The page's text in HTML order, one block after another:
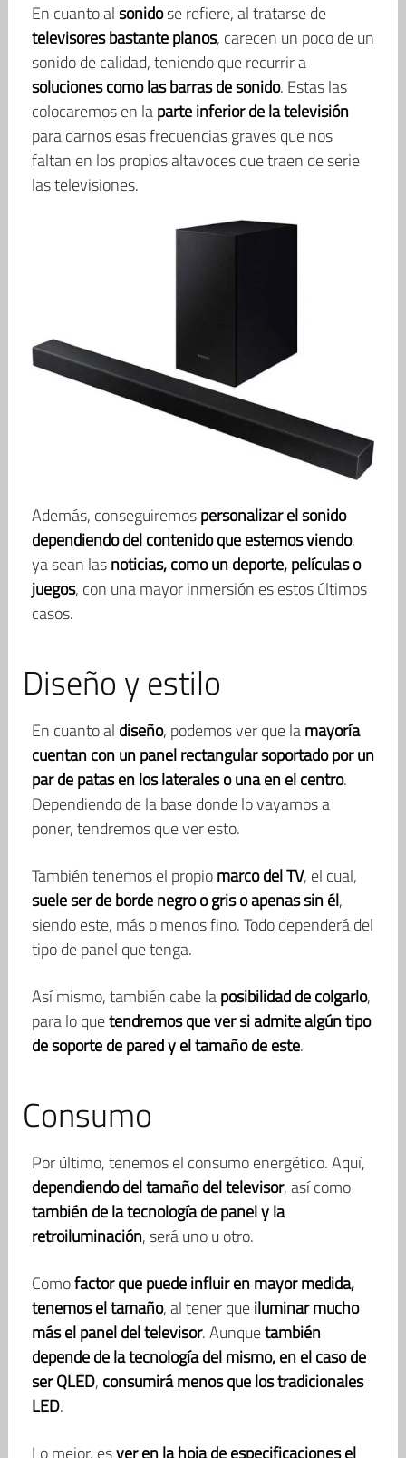
En cuanto alsonidose refiere, al tratarse de
televisores bastante planos, carecen un poco de un
sonido de calidad, teniendo que recurrir a
soluciones como las barras de sonido. Estas las
colocaremos en laparte inferior de la televisión
para darnos esas frecuencias graves que nos
faltan en los propios altavoces que traen de serie
las televisiones.
Además, conseguiremospersonalizar el sonido
dependiendo del contenido que estemos viendo,
ya sean lasnoticias, como un deporte, películas o
juegos, con una mayor inmersión es estos últimos
casos.
Diseño y estilo
En cuanto al diseño, podemos ver que lamayoría
cuentan con un panel rectangular soportado por un
par de patas en los laterales o una en el centro.
Dependiendo de la base donde lo vayamos a
poner, tendremos que ver esto.
También tenemos el propiomarco del TV, el cual,
suele ser de borde negro o gris o apenas sin él,
siendo este, más o menos fino. Todo dependerá del
tipo de panel que tenga.
Así mismo, también cabe laposibilidad de colgarlo,
para lo quetendremos que ver si admite algún tipo
de soporte de pared y el tamaño de este.
Consumo
Por último, tenemos el consumo energético. Aquí,
dependiendo del tamaño del televisor, así como
también de la tecnología de panel y la
retroiluminación, será uno u otro.
Comofactor que puede influir en mayor medida,
tenemos el tamaño, al tener queiluminar mucho
más el panel del televisor. Aunquetambién
depende de la tecnología del mismo, en el caso de
ser QLED, consumirá menos que los tradicionales
LED.